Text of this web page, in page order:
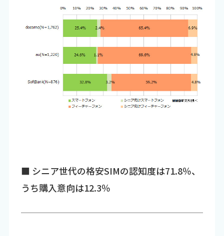
■ シニア世代の格安SIMの認知度は71.8％、
うち購入意向は12.3％